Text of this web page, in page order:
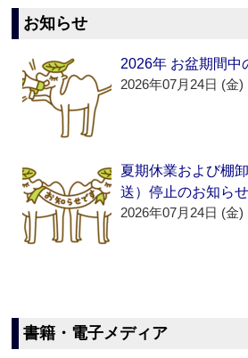
お知らせ
2026年 お盆期間中
2026年07月24日 (金)
夏期休業および棚
送）停止のお知らせ
2026年07月24日 (金)
書籍・電子メディア